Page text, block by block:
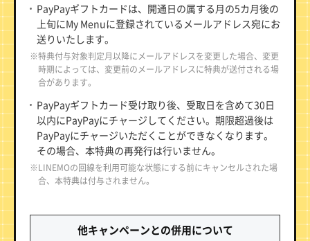
PayPayギフトカードは、開通日の属する月の5カ月後の
上旬にMy Menuに登録されているメールアドレス宛にお
送りいたします。
※特典付与対象判定月以降にメールアドレスを変更した場合、変更
時期によっては、変更前のメールアドレスに特典が送付される場
合があります。
PayPayギフトカード受け取り後、受取日を含めて30日
以内にPayPayにチャージしてください。期限超過後は
PayPayにチャージいただくことができなくなります。
その場合、本特典の再発行は行いません。
※LINEMOの回線を利用可能な状態にする前にキャンセルされた場
合、本特典は付与されません。
他キャンペーンとの併用について